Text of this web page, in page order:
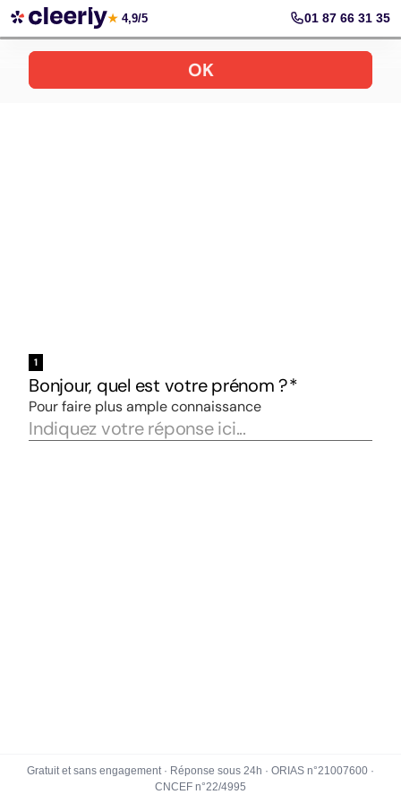
Votre simulation gratuite et personnalisée
★ 4,9/5 01 87 66 31 35
Gratuit et sans engagement · Réponse sous 24h · ORIAS n°21007600 ·
CNCEF n°22/4995